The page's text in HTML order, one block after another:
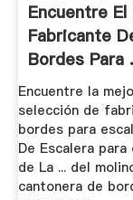
Encuentre
Fabricante
Bordes Para .
Encuentre la
selección de
bordes para
De Escalera para
de La ... del
cantonera de